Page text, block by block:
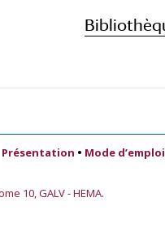
Présentation • Mode d’emploi
10, GALV - HEMA.